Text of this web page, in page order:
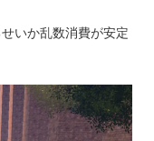
いか乱数消費が安定